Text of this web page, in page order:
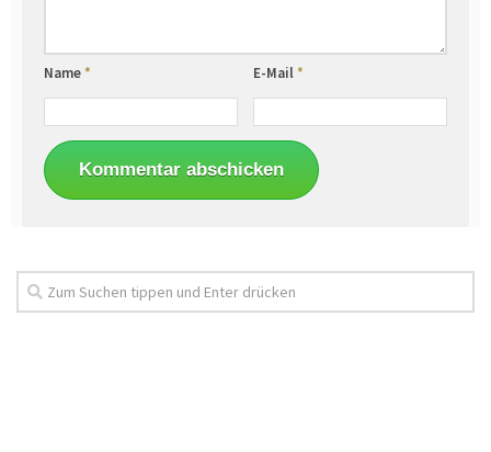
Name* E-Mail*